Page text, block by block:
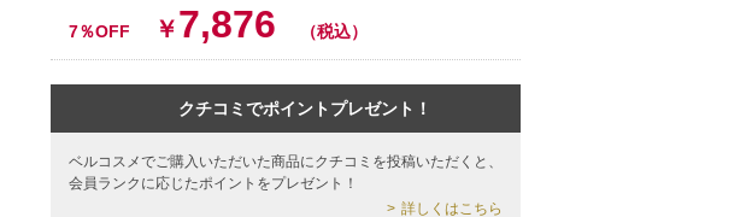
7％OFF ￥7,876 （税込）
クチコミでポイントプレゼント！
ベルコスメでご購入いただいた商品にクチコミを投稿いただくと、
会員ランクに応じたポイントをプレゼント！
詳しくはこちら